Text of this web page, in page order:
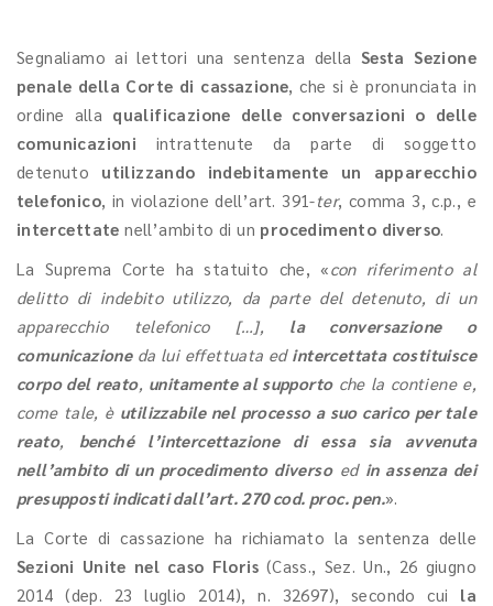
Segnaliamo ai lettori una sentenza della Sesta Sezione
penale della Corte di cassazione , che si è pronunciata in
ordine alla qualificazione delle conversazioni o delle
comunicazioni intrattenute
da parte di soggetto
detenuto utilizzando indebitamente un apparecchio
telefonico , in violazione dell’art. 391-ter, comma 3, c.p., e
intercettate nell’ambito di un procedimento diverso
La Suprema Corte ha statuito che, «con riferimento al
delitto di indebito utilizzo, da parte del detenuto, di un
apparecchio telefonico […], la conversazione o
comunicazioneda lui effettuata ed intercettata costituisce
corpo del reato, unitamente al supportoche la contiene e,
come tale, è utilizzabile nel processo a suo carico per tale
reato, benché l’intercettazione di essa sia avvenuta
nell’ambito di un procedimento diversoed in assenza dei
presupposti indicati dall’art. 270 cod. proc. pen.».
La Corte di cassazione ha richiamato la sentenza delle
Sezioni Unite nel caso Floris(Cass., Sez. Un., 26 giugno
2014 (dep. 23 luglio 2014), n. 32697), secondo cui la